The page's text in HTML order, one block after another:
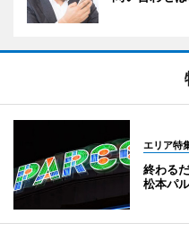
エリア特
終わる
松本パ